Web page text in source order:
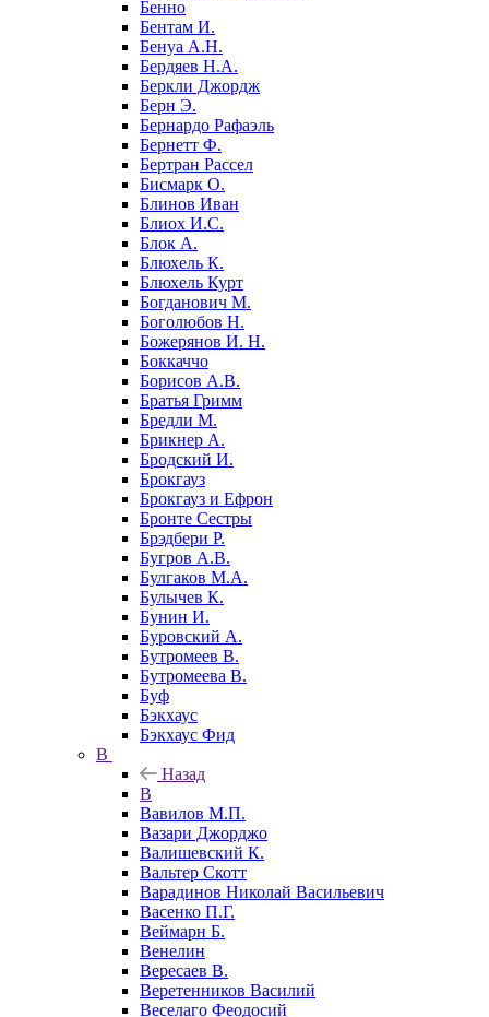
Бенно
Бентам И.
Бенуа А.Н.
Бердяев Н.А.
Беркли Джордж
Берн Э.
Бернардо Рафаэль
Бернетт Ф.
Бертран Рассел
Бисмарк О.
Блинов Иван
Блиох И.С.
Блок А.
Блюхель К.
Блюхель Курт
Богданович М.
Боголюбов Н.
Божерянов И. Н.
Боккаччо
Борисов А.В.
Братья Гримм
Бредли М.
Брикнер А.
Бродский И.
Брокгауз
Брокгауз и Ефрон
Бронте Сестры
Брэдбери Р.
Бугров А.В.
Булгаков М.А.
Булычев К.
Бунин И.
Буровский А.
Бутромеев В.
Бутромеева В.
Буф
Бэкхаус
Бэкхаус Фид
В
Назад
В
Вавилов М.П.
Вазари Джорджо
Валишевский К.
Вальтер Скотт
Варадинов Николай Васильевич
Васенко П.Г.
Веймарн Б.
Венелин
Вересаев В.
Веретенников Василий
Веселаго Феодосий